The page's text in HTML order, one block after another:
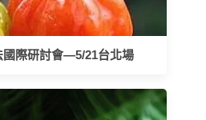
國際研討會—5/21台北場